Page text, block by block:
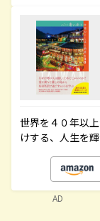
世界を４０年以
けする、人生を
AD